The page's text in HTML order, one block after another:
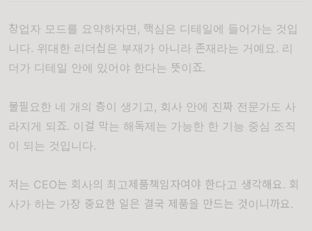
창업자 모드를 요약하자면, 핵심은 디테일에 들어가는 것입
니다. 위대한 리더십은 부재가 아니라 존재라는 거예요. 리
더가 디테일 안에 있어야 한다는 뜻이죠.
불필요한 네 개의 층이 생기고, 회사 안에 진짜 전문가도 사
라지게 되죠. 이걸 막는 해독제는 가능한 한 기능 중심 조직
이 되는 것입니다.
저는 CEO는 회사의 최고제품책임자여야 한다고 생각해요. 회
사가 하는 가장 중요한 일은 결국 제품을 만드는 것이니까요.